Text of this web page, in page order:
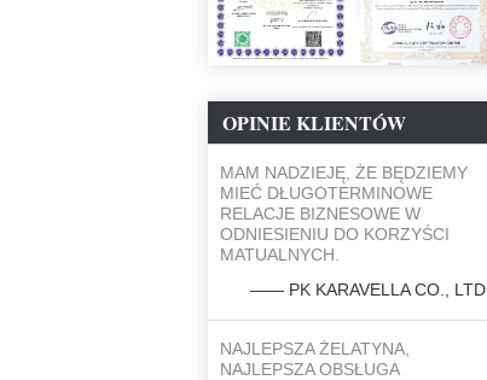
OPINIE KLIENTÓW
MAM NADZIEJĘ, ŻE BĘDZIEMY
MIEĆ DŁUGOTERMINOWE
RELACJE BIZNESOWE W
ODNIESIENIU DO KORZYŚCI
MATUALNYCH.
—— PK KARAVELLA CO., LTD
NAJLEPSZA ŻELATYNA,
NAJLEPSZA OBSŁUGA